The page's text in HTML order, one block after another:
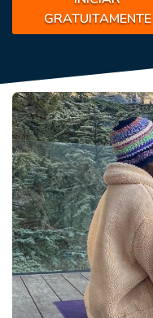
GRATUITAMENTE